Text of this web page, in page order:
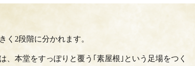
く2段階に分かれます。
、本堂をすっぽりと覆う｢素屋根｣という足場をつく